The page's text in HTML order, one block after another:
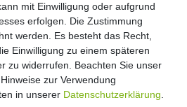
mit Einwilligung oder aufgrund
erfolgen. Die Zustimmung
werden. Es besteht das Recht,
Einwilligung zu einem späteren
zu widerrufen. Beachten Sie unser
zur Verwendung
in unserer Daten­schutz­erklärung